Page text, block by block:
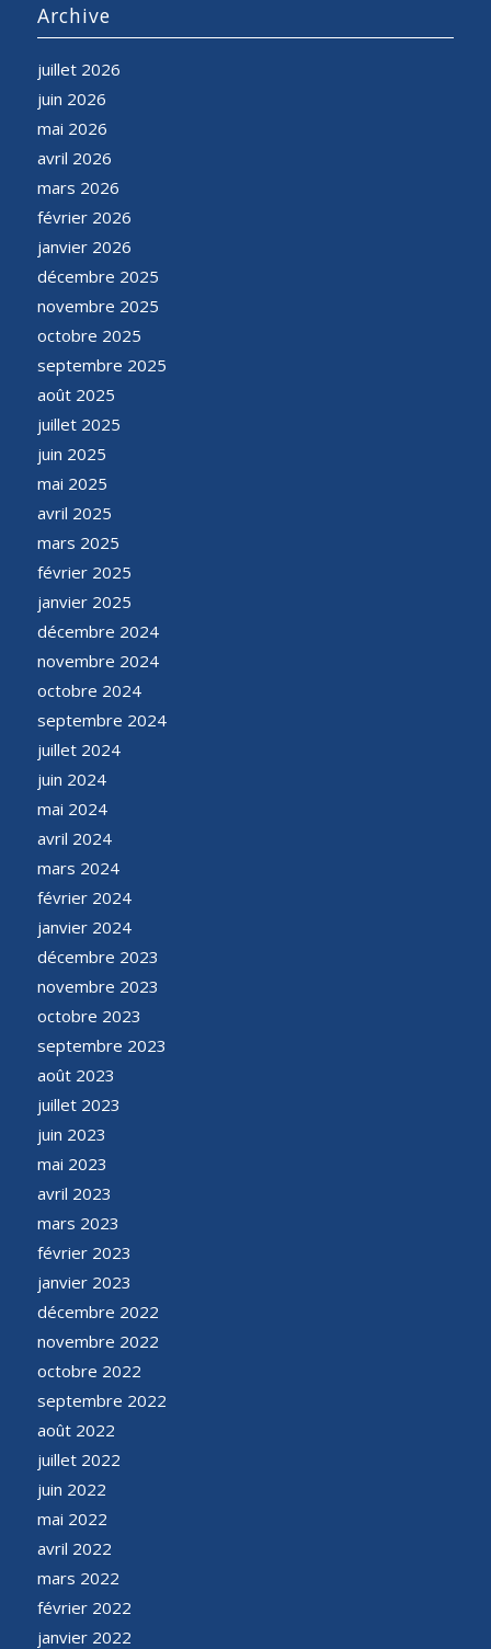
Archive
juillet 2026
juin 2026
mai 2026
avril 2026
mars 2026
février 2026
janvier 2026
décembre 2025
novembre 2025
octobre 2025
septembre 2025
août 2025
juillet 2025
juin 2025
mai 2025
avril 2025
mars 2025
février 2025
janvier 2025
décembre 2024
novembre 2024
octobre 2024
septembre 2024
juillet 2024
juin 2024
mai 2024
avril 2024
mars 2024
février 2024
janvier 2024
décembre 2023
novembre 2023
octobre 2023
septembre 2023
août 2023
juillet 2023
juin 2023
mai 2023
avril 2023
mars 2023
février 2023
janvier 2023
décembre 2022
novembre 2022
octobre 2022
septembre 2022
août 2022
juillet 2022
juin 2022
mai 2022
avril 2022
mars 2022
février 2022
janvier 2022